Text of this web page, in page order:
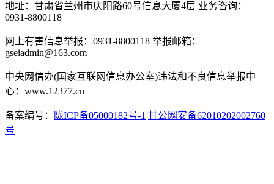
地址：甘肃省兰州市庆阳路60号信息大厦4层 业务咨询：
0931-8800118
网上有害信息举报：0931-8800118 举报邮箱：
gseiadmin@163.com
中央网信办(国家互联网信息办公室)违法和不良信息举报中
心：www.12377.cn
备案编号： 陇ICP备05000182号-1 甘公网安备62010202002760
号